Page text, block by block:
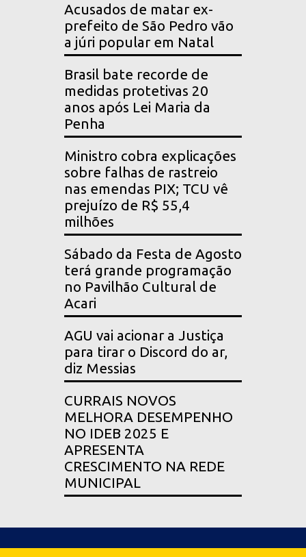
Acusados de matar ex-
prefeito de São Pedro vão
a júri popular em Natal
Brasil bate recorde de
medidas protetivas 20
anos após Lei Maria da
Penha
Ministro cobra explicações
sobre falhas de rastreio
nas emendas PIX; TCU vê
prejuízo de R$ 55,4
milhões
Sábado da Festa de Agosto
terá grande programação
no Pavilhão Cultural de
Acari
AGU vai acionar a Justiça
para tirar o Discord do ar,
diz Messias
CURRAIS NOVOS
MELHORA DESEMPENHO
NO IDEB 2025 E
APRESENTA
CRESCIMENTO NA REDE
MUNICIPAL